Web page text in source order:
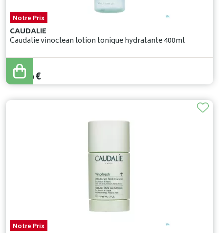
Notre Prix
CAUDALIE
Caudalie vinoclean lotion tonique hydratante 400ml
19,46€
Notre Prix